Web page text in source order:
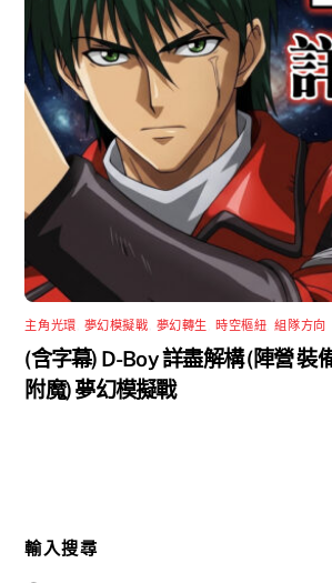
主角光環 夢幻模擬戰 夢幻轉生 時空樞紐 ,組隊方向
(含字幕) D-Boy 詳盡解構 (陣營 裝
附魔) 夢幻模擬戰
輸入搜尋